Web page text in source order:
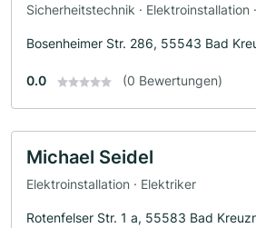
Sicherheitstechnik · Elektroinstallation
Bosenheimer Str. 286, 55543 Bad
0.0 (0 Bewertungen)
Michael Seidel
Elektroinstallation · Elektriker
Rotenfelser Str. 1 a, 55583 Bad